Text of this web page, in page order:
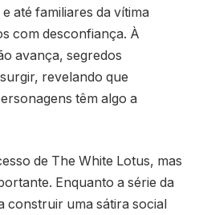
até familiares da vítima
com desconfiança. À
avança, segredos
revelando que
têm algo a
de The White Lotus, mas
Enquanto a série da
construir uma sátira social